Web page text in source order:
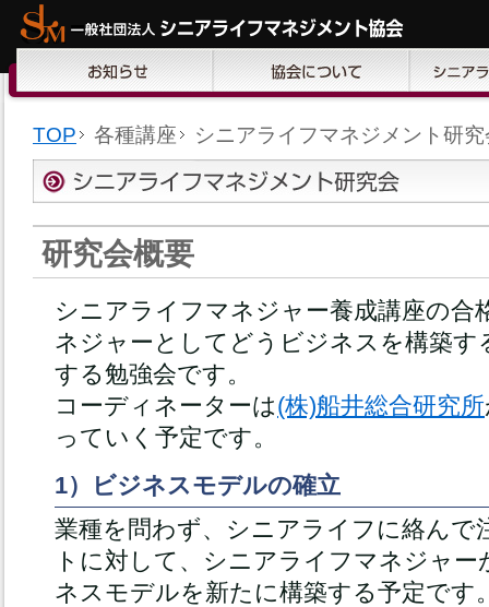
TOP 各種講座 シニアライフマネジメント研究
研究会概要
シニアライフマネジャー養成講座の合
ネジャーとしてどうビジネスを構築す
する勉強会です。
コーディネーターは(株)船井総合研究所
っていく予定です。
1）ビジネスモデルの確立
業種を問わず、シニアライフに絡んで
トに対して、シニアライフマネジャ
ネスモデルを新たに構築する予定です